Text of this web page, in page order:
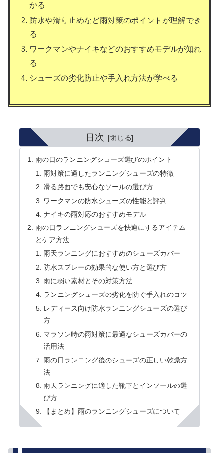
かる
防水や滑り止めなど雨対策のポイントが理解でき
る
ワークマンやナイキなどのおすすめモデルが知れ
る
シューズの劣化防止や手入れ方法が学べる
目次
雨の日のランニングシューズ選びのポイント
雨対策に適したランニングシューズの特徴
滑る路面でも安心なソールの選び方
ワークマンの防水シューズの性能と評判
ナイキの雨対応のおすすめモデル
雨の日ランニングシューズを快適にするアイテム
とケア方法
雨天ランニングにおすすめのシューズカバー
防水スプレーの効果的な使い方と選び方
雨に弱い素材とその対策方法
ランニングシューズの劣化を防ぐ手入れのコツ
レディース向け防水ランニングシューズの選び
方
マラソン時の雨対策に最適なシューズカバーの
活用法
雨の日ランニング後のシューズの正しい乾燥方
法
雨天ランニングに適した靴下とインソールの選
び方
【まとめ】雨のランニングシューズについて